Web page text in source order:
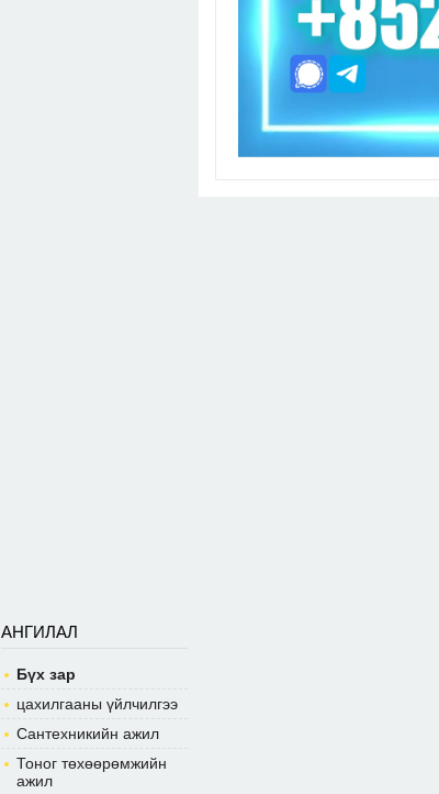
АНГИЛАЛ
Бүх зар
цахилгааны үйлчилгээ
Сантехникийн ажил
Тоног төхөөрөмжийн
ажил